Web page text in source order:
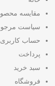
مقایسه
سیاست
حساب کاربری
پرداخت
سبد خرید
فروشگاه